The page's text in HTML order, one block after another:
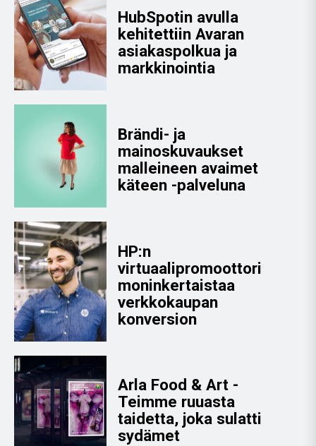
HubSpotin avulla
kehitettiin Avaran
asiakaspolkua ja
markkinointia
Brändi- ja
mainoskuvaukset
malleineen avaimet
käteen -palveluna
HP:n
virtuaalipromoottori
moninkertaistaa
verkkokaupan
konversion
Arla Food & Art -
Teimme ruuasta
taidetta, joka sulatti
sydämet